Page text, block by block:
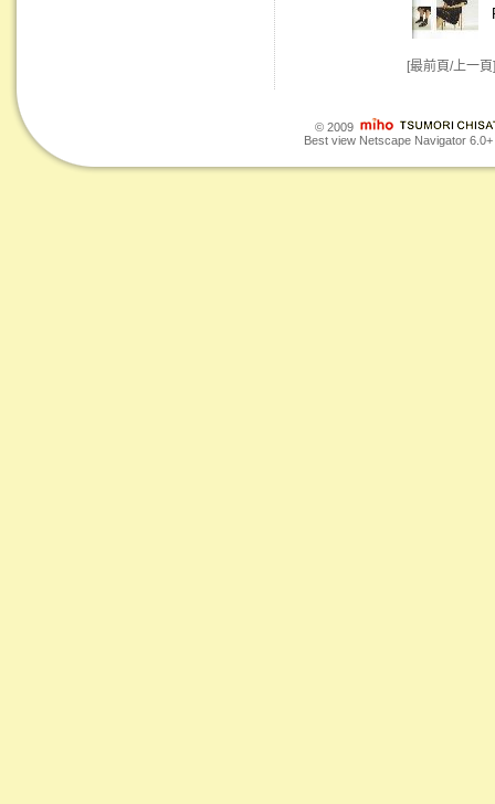
[最前頁/上一
© 2009
Best view Netscape Navigator